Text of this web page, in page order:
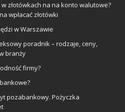
złotówkach na na konto walutowe?
wpłacać złotówki
w Warszawie
poradnik – rodzaje, ceny,
branży
firmy?
pozabankowy. Pożyczka